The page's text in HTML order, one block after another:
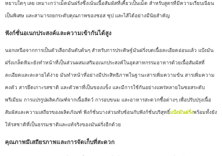
หยาบใดๆ เลย เหมาะกว่าเม็ดมันฝรั่งซึ่งเน้นเนื้อสัมผัสที่เคี้ยวเป็นเม็ด สำหรับสูตรที่มีความเรียบเนียน
เป็นพิเศษ และสามารถยกระดับคุณภาพของซอส ซุป และไส้ได้อย่างมีนัยสำคัญ
ฟังก์ชั่นอเนกประสงค์และความเข้ากันได้สูง
นอกเหนือจากการเป็นตัวเลือกอันดับต้นๆ สำหรับการประดิษฐ์มันฝรั่งบดเนื้อละเอียดอ่อนแล้ว แป้งมัน
ฝรั่งเกล็ดหิมะยังทำหน้าที่เป็นส่วนผสมเสริมอเนกประสงค์ในอุตสาหกรรมอาหารด้วยเนื้อสัมผัสที่
ละเอียดและละลายได้ง่าย มันทำหน้าที่อย่างมีประสิทธิภาพในฐานะสารเพิ่มความข้น สารเพิ่มความ
คงตัว สารยึดเกาะรสชาติ และตัวพาที่เป็นของแข็ง และมีการใช้กันอย่างแพร่หลายในซอสระดับ
พรีเมียม การแปรรูปผลิตภัณฑ์จากเนื้อสัตว์ การอบขนม และอาหารสะดวกซื้อต่างๆ เพื่อปรับปรุงเนื้อ
สัมผัสและความเสถียรของผลิตภัณฑ์ ฟังก์ชั่นบางส่วนทับซ้อนกับฟังก์ชั่นบริสุทธิ์แป้งมันฝรั่งพร้อมทั้งยัง
ให้รสชาติที่เป็นธรรมชาติและแท้จริงของมันฝรั่งอีกด้วย
คุณภาพมีเสถียรภาพและการจัดเก็บที่สะดวก